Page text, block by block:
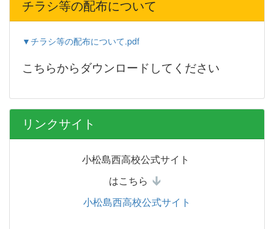
チラシ等の配布について
▼チラシ等の配布について.pdf
こちらからダウンロードしてください
リンクサイト
小松島西高校公式サイト
はこちら
小松島西高校公式サイト